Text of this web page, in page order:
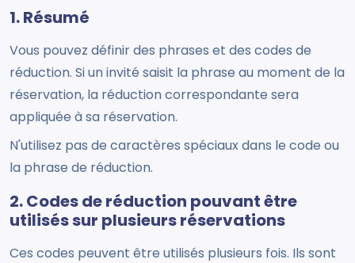
1. Résumé
Vous pouvez définir des phrases et des codes de
réduction. Si un invité saisit la phrase au moment de la
réservation, la réduction correspondante sera
appliquée à sa réservation.
N'utilisez pas de caractères spéciaux dans le code ou
la phrase de réduction.
2. Codes de réduction pouvant être
utilisés sur plusieurs réservations
Ces codes peuvent être utilisés plusieurs fois. Ils sont